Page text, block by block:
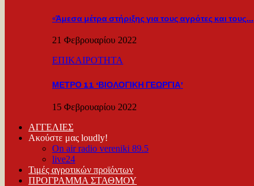
«Άμεσα μέτρα στήριξης για τους αγρότες και τους…
21 Φεβρουαρίου 2022
ΕΠΙΚΑΙΡΟΤΗΤΑ
ΜΕΤΡΟ 11 ‘ΒΙΟΛΟΓΙΚΗ ΓΕΩΡΓΙΑ’
15 Φεβρουαρίου 2022
ΑΓΓΕΛΙΕΣ
Ακούστε μας loudly!
On air radio vereniki 89.5
live24
Τιμές αγροτικών προϊόντων
ΠΡΟΓΡΑΜΜΑ ΣΤΑΘΜΟΥ